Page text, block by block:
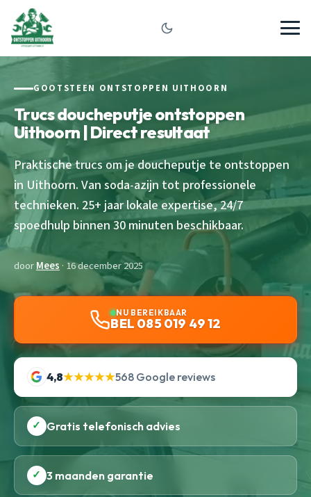
GOOTSTEEN ONTSTOPPEN UITHOORN
Trucs doucheputje ontstoppen
Uithoorn | Direct resultaat
Praktische trucs om je doucheputje te ontstoppen
in Uithoorn. Van soda-azijn tot professionele
technieken. 25+ jaar lokale expertise, 24/7
spoedhulp binnen 30 minuten beschikbaar.
doorMees · 16 december 2025
NU BEREIKBAAR
BEL 085 019 49 12
4,8★★★★★568 Google reviews
✓ Gratis telefonisch advies
✓ 3 maanden garantie